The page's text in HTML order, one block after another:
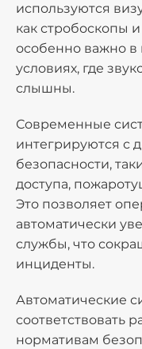
используются
как стробоскопы
особенно важно
условиях, где
слышны.
Современные
интегрируются с
безопасности,
доступа,
Это позволяет
автоматически
службы, что
инциденты.
Автоматические
соответствовать
нормативам